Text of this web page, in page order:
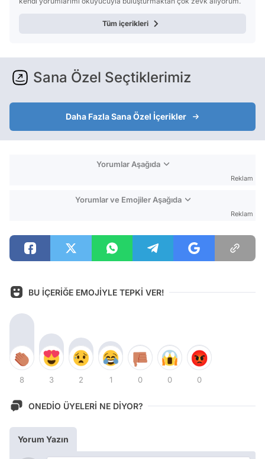
Tüm içerikleri
Sana Özel Seçtiklerimiz
Daha Fazla Sana Özel İçerikler
Yorumlar Aşağıda
Reklam
Yorumlar ve Emojiler Aşağıda
Reklam
BU İÇERİĞE EMOJİYLE TEPKİ VER!
8 3 2 1 0 0 0
ONEDİO ÜYELERİ NE DİYOR?
Yorum Yazın